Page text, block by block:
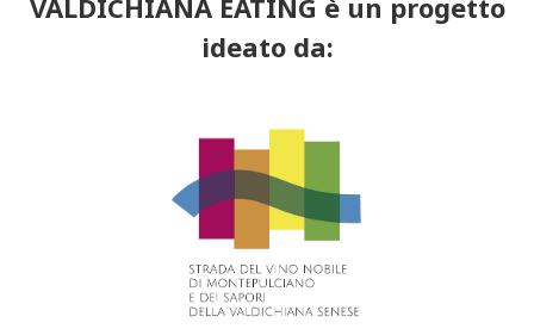
VALDICHIANA EATING è un progetto
ideato da: